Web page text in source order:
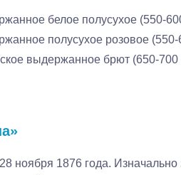
белое полусухое (550-
полусухое розовое (550-
выдержанное брют (650-700
ноября 1876 года.